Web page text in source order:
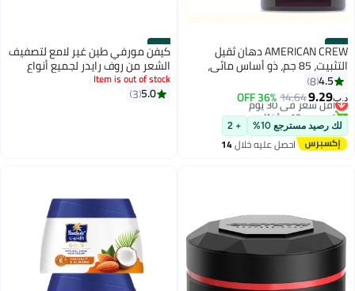
#29 AMERICAN CREW دهان ثقيل
التثبيت، 85 جم، ذو أساس مائي،
أنماط أنيقة، نحت وتصفيف، لمعان
عالي
4.5
8
د.ب‏9.29
14.64
36% OFFأقل سعر في 30 يوم
تم بيع +10 مؤخرًا
أقل سعر في 30 يوم
لك رصيد مسترجع 10% + 2
احصل عليه خلال14
#30
كيفن مورفي طين غير لامع لتصفيف
الشعر من روف رايدر لجميع أنواع
الشعر
Item is out of stock
5.0
3